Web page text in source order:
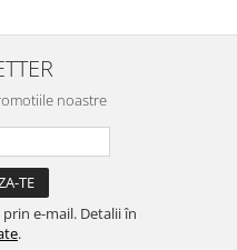
noastre
e-mail. Detalii în
.